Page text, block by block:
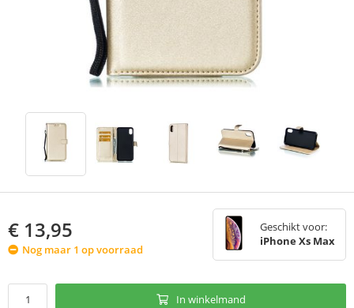
€ 13,95
Nog maar 1 op voorraad
Geschikt voor:
iPhone Xs Max
In winkelmand